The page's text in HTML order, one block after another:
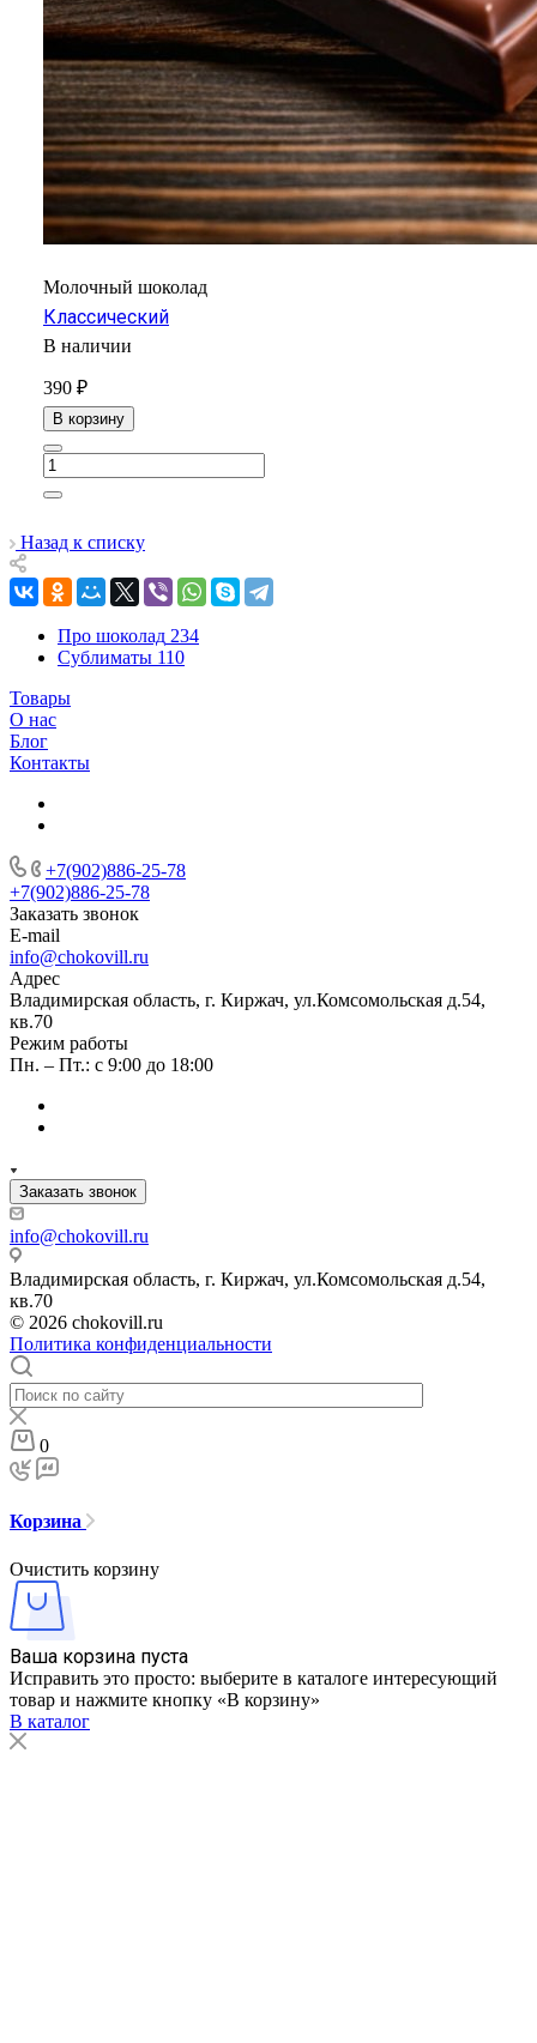
Молочный шоколад
Классический
В наличии
390 ₽
В корзину
Назад к списку
Про шоколад 234
Сублиматы 110
Товары
О нас
Блог
Контакты
+7(902)886-25-78
+7(902)886-25-78
Заказать звонок
E-mail
info@chokovill.ru
Адрес
Владимирская область, г. Киржач, ул.Комсомольская д.54,
кв.70
Режим работы
Пн. – Пт.: с 9:00 до 18:00
Заказать звонок
info@chokovill.ru
Владимирская область, г. Киржач, ул.Комсомольская д.54,
кв.70
© 2026 chokovill.ru
Политика конфиденциальности
0
Корзина
Очистить корзину
Ваша корзина пуста
Исправить это просто: выберите в каталоге интересующий
товар и нажмите кнопку «В корзину»
В каталог